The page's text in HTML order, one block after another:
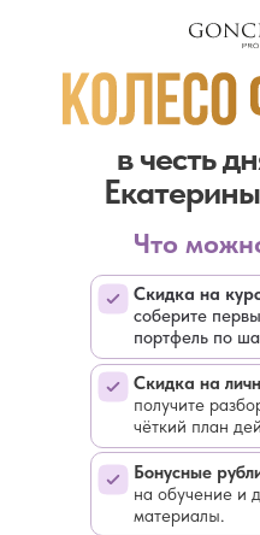
в честь
Бонусные
на обучение и
материалы.
Что
Скидка на
соберите
портфель по
Скидка на
получите
чёткий план